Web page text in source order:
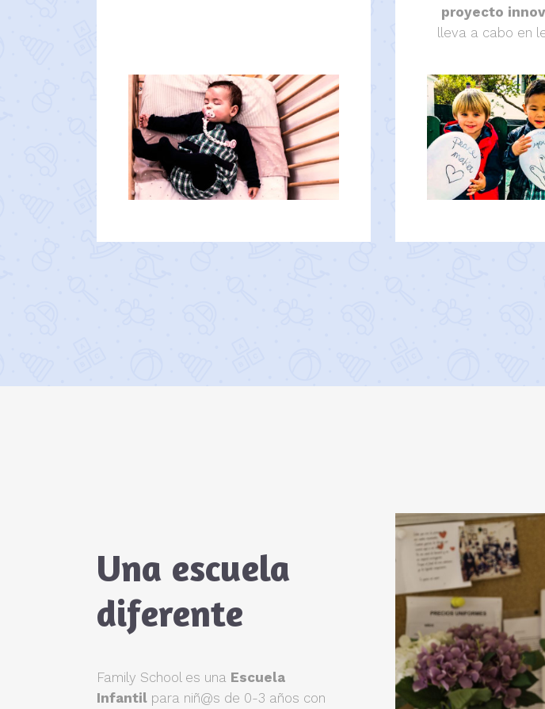
proyecto
lleva a cabo en
Una escuela
diferente
Family School es una Escuela
Infantil para niñ@s de 0-3 años con